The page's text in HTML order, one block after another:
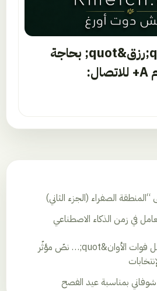
مستشفى &quot;رزق&quot; بحاجة
ماسة لبلاكيت دم A+ للاتصال:
الصفراء (الجزء الثاني)
في زمن الذكاء الاصطناعي
&quot;حكّموا الضمائر قبل فوات الأوان&quot;… نصّ مؤثّر
بمناسبة عيد الفصح